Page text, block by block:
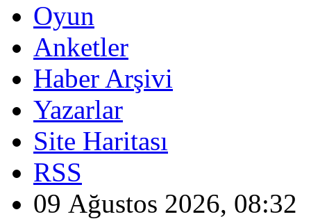
Oyun
Anketler
Haber Arşivi
Yazarlar
Site Haritası
RSS
09 Ağustos 2026, 08:32